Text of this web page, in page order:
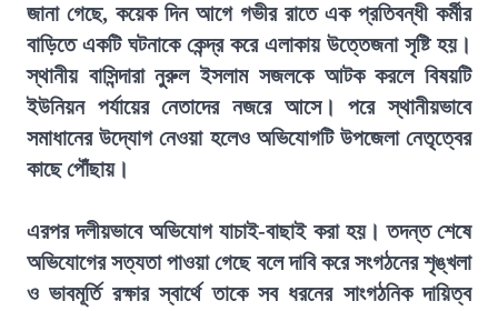
জানা গেছে, কয়েক দিন আগে গভীর রাতে এক প্রতিবন্ধী কর্মীর
বাড়িতে একটি ঘটনাকে কেন্দ্র করে এলাকায় উত্তেজনা সৃষ্টি হয়।
স্থানীয় বাসিন্দারা নুরুল ইসলাম সজলকে আটক করলে বিষয়টি
ইউনিয়ন পর্যায়ের নেতাদের নজরে আসে। পরে স্থানীয়ভাবে
সমাধানের উদ্যোগ নেওয়া হলেও অভিযোগটি উপজেলা নেতৃত্বের
কাছে পৌঁছায়।
এরপর দলীয়ভাবে অভিযোগ যাচাই-বাছাই করা হয়। তদন্ত শেষে
অভিযোগের সত্যতা পাওয়া গেছে বলে দাবি করে সংগঠনের শৃঙ্খলা
ও ভাবমূর্তি রক্ষার স্বার্থে তাকে সব ধরনের সাংগঠনিক দায়িত্ব